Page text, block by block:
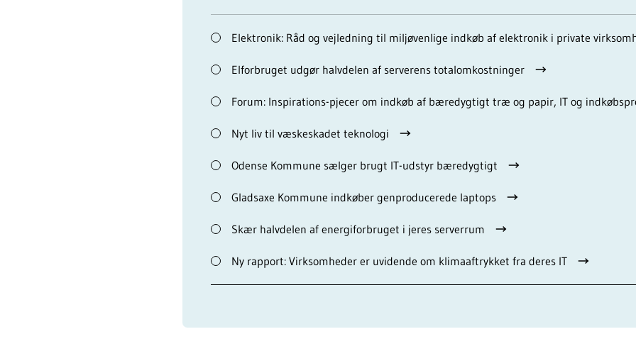
Elektronik: Råd og vejledning til miljøvenlige indkøb af elektronik i private
Elforbruget udgør halvdelen af serverens totalomkostninger
Forum: Inspirations-pjecer om indkøb af bæredygtigt træ og papir, IT og
Nyt liv til væske­skadet teknologi
Odense Kommune sælger brugt IT-udstyr bæredygtigt
Gladsaxe Kommune indkøber genproducerede laptops
Skær halvdelen af energiforbruget i jeres serverrum
Ny rapport: Virksomheder er uvidende om klimaaftrykket fra deres IT